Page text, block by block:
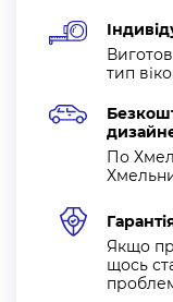
тип
По
Якщо
щось